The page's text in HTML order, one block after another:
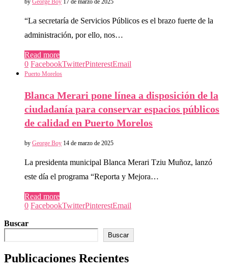
“La secretaría de Servicios Públicos es el brazo fuerte de la
administración, por ello, nos…
Read more
0 FacebookTwitterPinterestEmail
Puerto Morelos
Blanca Merari pone línea a disposición de la
ciudadanía para conservar espacios públicos
de calidad en Puerto Morelos
by George Boy 14 de marzo de 2025
La presidenta municipal Blanca Merari Tziu Muñoz, lanzó
este día el programa “Reporta y Mejora…
Read more
0 FacebookTwitterPinterestEmail
Buscar
Buscar
Publicaciones Recientes